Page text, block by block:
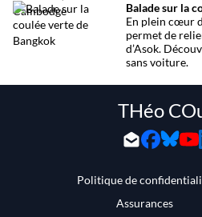
maladies ou
imprévus
Découvrez
est essentielle
et votre sérénité.
Balade sur la
En plein cœur
permet de
d’Asok.
sans voiture.
THéo
Politique de
Assurances